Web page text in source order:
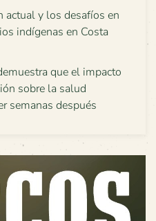
actual y los desafíos en
indígenas en Costa
que el impacto
sobre la salud
semanas después